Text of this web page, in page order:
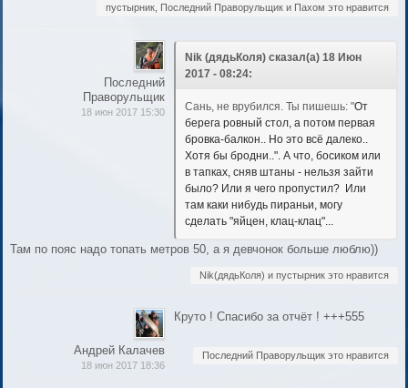
пустырник, Последний Праворульщик и Пахом это нравится
Последний
Праворульщик
18 июн 2017 15:30
Nik (дядьКоля) сказал(а) 18 Июн
2017 - 08:24:
Сань, не врубился. Ты пишешь: "От
берега ровный стол, а потом первая
бровка-балкон.. Но это всё далеко..
Хотя бы бродни..". А что, босиком или
в тапках, сняв штаны - нельзя зайти
было? Или я чего пропустил? Или
там каки нибудь пираньи, могу
сделать "яйцен, клац-клац"...
Там по пояс надо топать метров 50, а я девчонок больше люблю))
Nik(дядьКоля) и пустырник это нравится
Андрей Калачев
18 июн 2017 18:36
Круто ! Спасибо за отчёт ! +++555
Последний Праворульщик это нравится